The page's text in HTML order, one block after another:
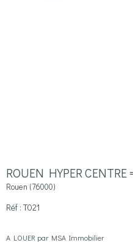
ROUEN HYPER
Rouen (76000)
Réf : T021
A LOUER par MSA Immobilier